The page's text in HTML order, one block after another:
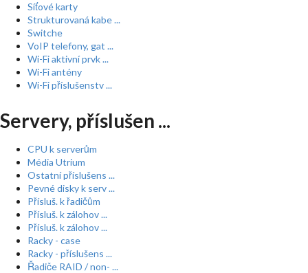
Síťové karty
Strukturovaná kabe ...
Switche
VoIP telefony, gat ...
Wi-Fi aktivní prvk ...
Wi-Fi antény
Wi-Fi příslušenstv ...
Servery, příslušen ...
CPU k serverům
Média Utrium
Ostatní příslušens ...
Pevné disky k serv ...
Přísluš. k řadičům
Přísluš. k zálohov ...
Přísluš. k zálohov ...
Racky - case
Racky - příslušens ...
Řadiče RAID / non- ...